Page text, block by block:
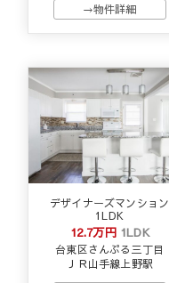
→物件詳細
デザイナーズマンション
1LDK
12.7万円 1LDK
台東区さんぷる三丁目
ＪＲ山手線上野駅